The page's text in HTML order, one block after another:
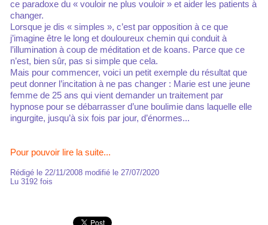
ce paradoxe du « vouloir ne plus vouloir » et aider les patients à
changer.
Lorsque je dis « simples », c’est par opposition à ce que
j’imagine être le long et douloureux chemin qui conduit à
l’illumination à coup de méditation et de koans. Parce que ce
n’est, bien sûr, pas si simple que cela.
Mais pour commencer, voici un petit exemple du résultat que
peut donner l’incitation à ne pas changer : Marie est une jeune
femme de 25 ans qui vient demander un traitement par
hypnose pour se débarrasser d’une boulimie dans laquelle elle
ingurgite, jusqu’à six fois par jour, d’énormes...
Pour pouvoir lire la suite...
Rédigé le 22/11/2008 modifié le 27/07/2020
Lu 3192 fois